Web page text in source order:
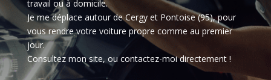
travail ou à domicile.
Je me déplace autour de Cergy et Pontoise (95), pour
vous rendre votre voiture propre comme au premier
jour.
Consultez mon site, ou contactez-moi directement !